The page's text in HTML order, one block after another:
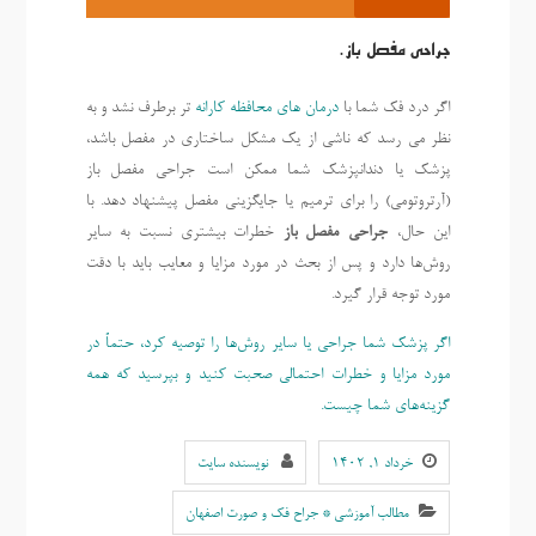
جراحی مفصل باز.
اگر درد فک شما با درمان های محافظه کارانه تر برطرف نشد و به
نظر می رسد که ناشی از یک مشکل ساختاری در مفصل باشد،
پزشک یا دندانپزشک شما ممکن است جراحی مفصل باز
(آرتروتومی) را برای ترمیم یا جایگزینی مفصل پیشنهاد دهد. با
این حال، جراحی مفصل باز
خطرات بیشتری نسبت به سایر
روش‌ها دارد و پس از بحث در مورد مزایا و معایب باید با دقت
مورد توجه قرار گیرد.
اگر پزشک شما جراحی یا سایر روش‌ها را توصیه کرد، حتماً در
مورد مزایا و خطرات احتمالی صحبت کنید و بپرسید که همه
گزینه‌های شما چیست.
خرداد ۱, ۱۴۰۲ نویسنده سایت
مطالب آموزشی * جراح فک و صورت اصفهان